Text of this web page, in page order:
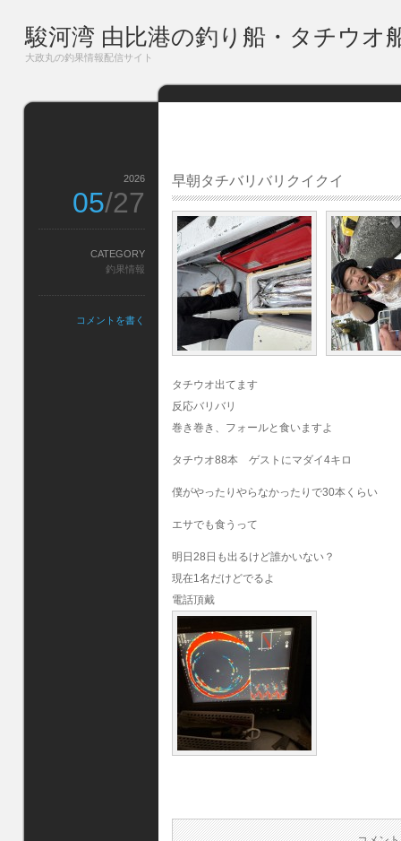
駿河湾 由比港の釣り船・タチウオ
大政丸の釣果情報配信サイト
早朝タチバリバリクイクイ
タチウオ出てます
反応バリバリ
巻き巻き、フォールと食いますよ
タチウオ88本 ゲストにマダイ4キロ
僕がやったりやらなかったりで30本くらい
エサでも食うって
明日28日も出るけど誰かいない？
現在1名だけどでるよ
電話頂戴
2026
05/27
CATEGORY
釣果情報
コメントを書く